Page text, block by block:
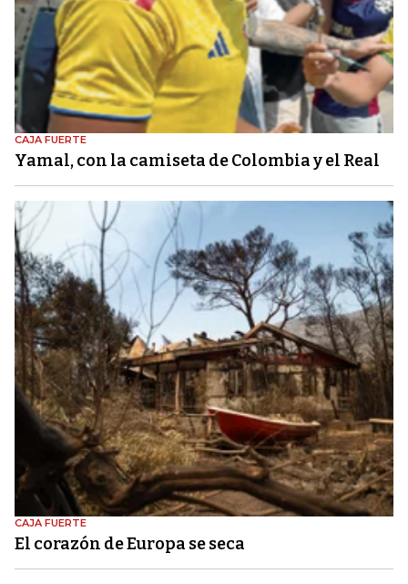
CAJA FUERTE
Yamal, con la camiseta de Colombia y el Real
CAJA FUERTE
El corazón de Europa se seca